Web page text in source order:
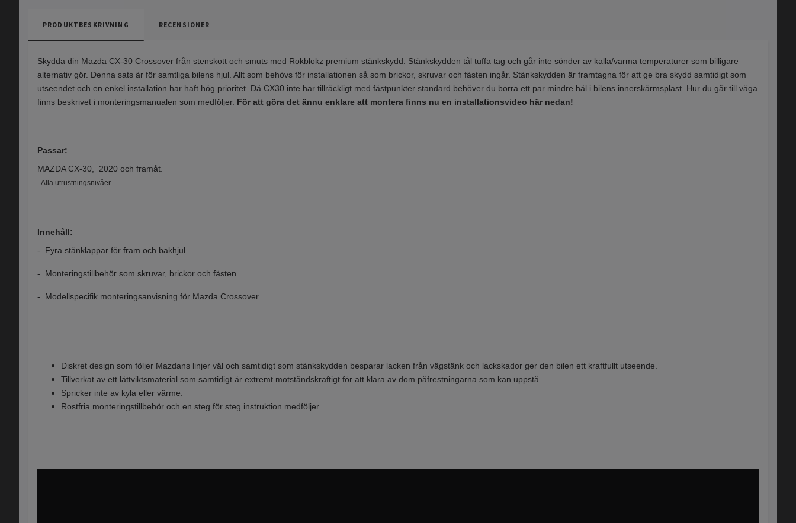
PRODUKTBESKRIVNING RECENSIONER
Skydda din Mazda CX-30 Crossover från stenskott och smuts med Rokblokz premium stänkskydd. Stänkskydden tål tuffa tag och går inte sönder av kalla/varma temperaturer som billigare
alternativ gör. Denna sats är för samtliga bilens hjul. Allt som behövs för installationen så som brickor, skruvar och fästen ingår. Stänkskydden är framtagna för att ge bra skydd samtidigt som
utseendet och en enkel installation har haft hög prioritet. Då CX30 inte har tillräckligt med fästpunkter standard behöver du borra ett par mindre hål i bilens innerskärmsplast. Hur du går till väga
finns beskrivet i monteringsmanualen som medföljer. För att göra det ännu enklare att montera finns nu en installationsvideo här nedan!
Passar:
MAZDA CX-30, 2020 och framåt.
- Alla utrustningsnivåer.
Innehåll:
- Fyra stänklappar för fram och bakhjul.
- Monteringstillbehör som skruvar, brickor och fästen.
- Modellspecifik monteringsanvisning för Mazda Crossover.
Diskret design som följer Mazdans linjer väl och samtidigt som stänkskydden besparar lacken från vägstänk och lackskador ger den bilen ett kraftfullt utseende.
Tillverkat av ett lättviktsmaterial som samtidigt är extremt motståndskraftigt för att klara av dom påfrestningarna som kan uppstå.
Spricker inte av kyla eller värme.
Rostfria monteringstillbehör och en steg för steg instruktion medföljer.